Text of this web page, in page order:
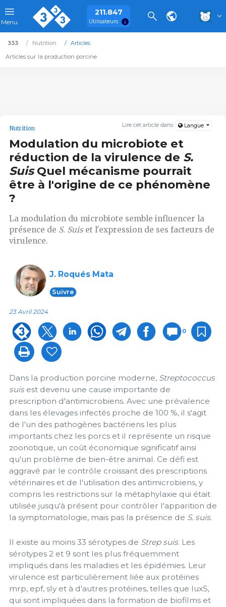
Menu
211.847
Utilisateurs
333 Nutrition
Articles
Articles sur la production porcine
Lire cet article dans: Langue
Nutrition
Modulation du microbiote et
réduction de la virulence de S.
SuisQuel mécanisme pourrait
être à l'origine de ce phénomène
?
La modulation du microbiote semble influencer la
présence de S. Suiset l'expression de ses facteurs de
virulence.
J. Roqués Mata
Suivre
23 Avril 2024
0
Dans la production porcine moderne, Streptococcus
suisest devenu une cause importante de
prescription d'antimicrobiens. Avec une prévalence
dans les élevages infectés proche de 100 %, il s'agit
de l'un des pathogènes bactériens les plus
importants chez les porcs et il représente un risque
zoonotique, un coût économique significatif ainsi
qu'un problème de bien-être animal. Ce défi est
aggravé par le contrôle croissant des prescriptions
vétérinaires et de l'utilisation des antimicrobiens, y
compris les restrictions sur la métaphylaxie qui était
utilisée jusqu'à présent pour contrôler l'apparition de
la symptomatologie, mais pas la présence de S. suis.
Il existe au moins 33 sérotypes de Strep suis. Les
sérotypes 2 et 9 sont les plus fréquemment
impliqués dans les maladies et les épidémies. Leur
virulence est particulièrement liée aux protéines
mrp, epf, sly et à d'autres protéines, telles que luxS,
qui sont impliquées dans la formation de biofilms et